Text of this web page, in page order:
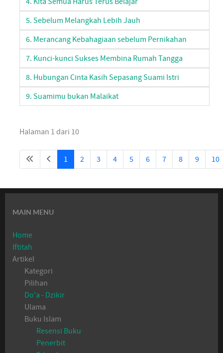
5. Sebelum Melangkah Lebih Jauh
6. Merancang Kebahagiaan sebelum Pernikahan
7. Kunci-kunci Sukses Membina Rumah Tangga
8. Hubungan Cinta Kasih Sepasang Suami Istri
9. Suamimu bukan Malaikat
Halaman 1 dari 10
1 2 3 4 5 6 7 8 9 10
MAIN MENU
Home
Iftitah
Artikel
Kategori
Pilihan
Do'a - Dzikir
Ulama
Buku Islam
Resensi Buku
Penerbit